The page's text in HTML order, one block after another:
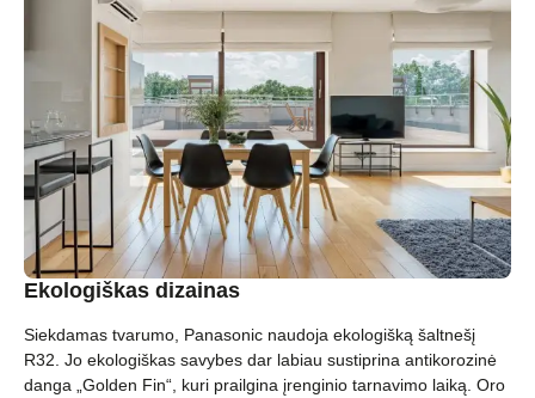
Ekologiškas dizainas
Siekdamas tvarumo, Panasonic naudoja ekologišką šaltnešį
R32. Jo ekologiškas savybes dar labiau sustiprina antikorozinė
danga „Golden Fin“, kuri prailgina įrenginio tarnavimo laiką. Oro